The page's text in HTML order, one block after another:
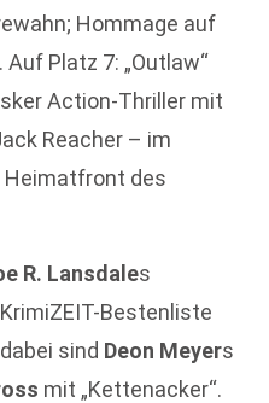
Hommage auf
Auf Platz 7: „Outlaw“
Action-Thriller mit
Reacher – im
Heimatfront des
R. Lansdales
Bestenliste
sind Deon Meyers
mit „Kettenacker“.